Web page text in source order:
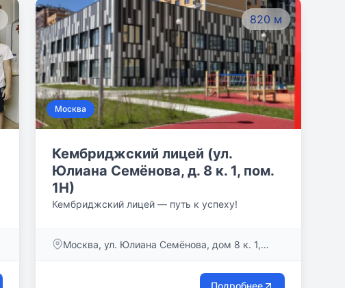
820 м
Москва
Кембриджский лицей (ул.
Юлиана Семёнова, д. 8 к. 1, пом.
1Н)
Кембриджский лицей — путь к успеху!
Москва, ул. Юлиана Семёнова, дом 8 к. 1,
Подробнее